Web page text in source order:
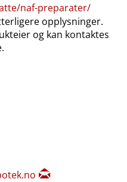
​naf-preparater​/​
opplysninger.
og kan kontaktes